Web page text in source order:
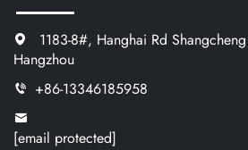
1183-8#, Hanghai Rd
Hangzhou
+86-13346185958
[email protected]